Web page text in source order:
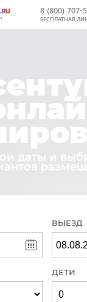
8 (800) 707-
БЕСПЛАТНАЯ
даты и
ВЫЕЗД
ДЕТИ